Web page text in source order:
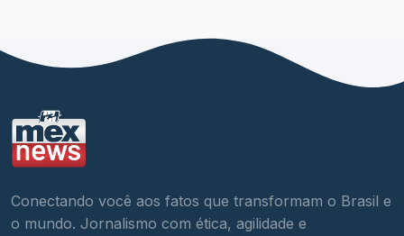
Conectando você aos fatos que transformam o Brasil e
o mundo. Jornalismo com ética, agilidade e